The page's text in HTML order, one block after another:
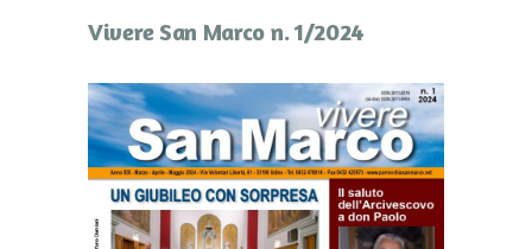
Vivere San Marco n. 1/2024